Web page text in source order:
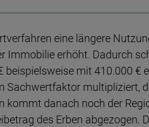
eine längere
Immo­bilie er­höht. Da­durch
mit 410.000 €
Sach­wert­faktor multi­pli­ziert,
kommt danach noch der
des Erben ab­ge­zogen.